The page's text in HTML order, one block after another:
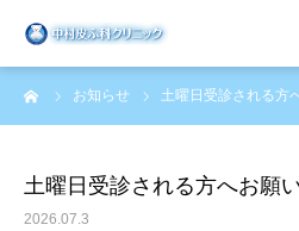
お知らせ 土曜日受診される方
土曜日受診される方へお願
2026.07.3
医院案内